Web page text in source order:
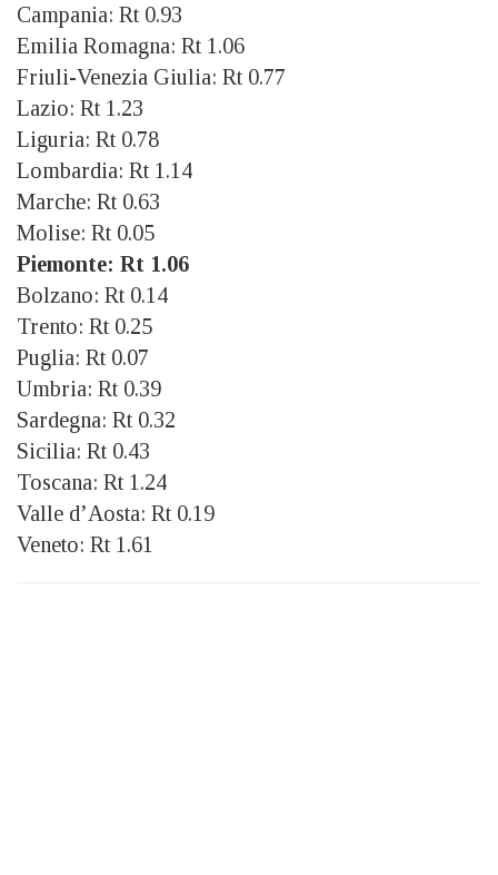
Campania: Rt 0.93
Emilia Romagna: Rt 1.06
Friuli-Venezia Giulia: Rt 0.77
Lazio: Rt 1.23
Liguria: Rt 0.78
Lombardia: Rt 1.14
Marche: Rt 0.63
Molise: Rt 0.05
Piemonte: Rt 1.06
Bolzano: Rt 0.14
Trento: Rt 0.25
Puglia: Rt 0.07
Umbria: Rt 0.39
Sardegna: Rt 0.32
Sicilia: Rt 0.43
Toscana: Rt 1.24
Valle d’Aosta: Rt 0.19
Veneto: Rt 1.61